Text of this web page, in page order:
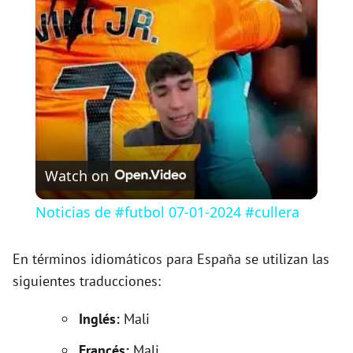
a
y
V
i
d
Watch on
Noticias de #futbol 07-01-2024 #cullera
En términos idiomáticos para España se utilizan las
siguientes traducciones:
Inglés: Mali